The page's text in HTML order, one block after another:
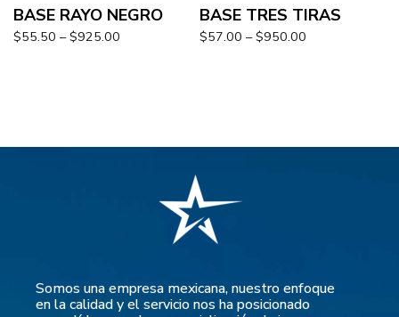
BASE RAYO NEGRO
$55.50 – $925.00
BASE TRES TIRAS
$57.00 – $950.00
Somos una empresa mexicana, nuestro enfoque
en la calidad y el servicio nos ha posicionado